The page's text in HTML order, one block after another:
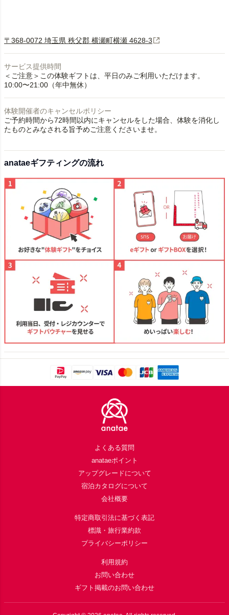
〒368-0072 埼玉県 秩父郡 横瀬町横瀬 4628-3
サービス提供時間
＜ご注意＞この体験ギフトは、平日のみご利用いただけます。
10:00〜21:00（年中無休）
体験開催者のキャンセルポリシー
ご予約時間から72時間以内にキャンセルをした場合、体験を消化し
たものとみなされる旨予めご注意くださいませ。
anataeギフティングの流れ
よくある質問
anataeポイント
アップグレードについて
宿泊カタログについて
会社概要
特定商取引法に基づく表記
標識・旅行業約款
プライバシーポリシー
利用規約
お問い合わせ
ギフト掲載のお問い合わせ